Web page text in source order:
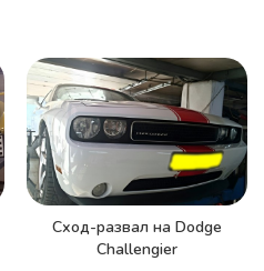
Сход-развал на Dodge
Challengier